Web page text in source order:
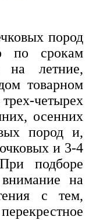
пород
по срокам
на летние,
товарном
четырех
осенних
пород и,
и 3-4
подборе
на
с тем,